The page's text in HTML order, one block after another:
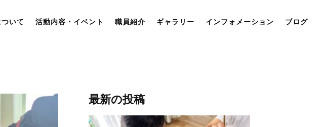
いて 活動内容・イベント 職員紹介 ギャラリー インフォメーション ブログ
最新の投稿